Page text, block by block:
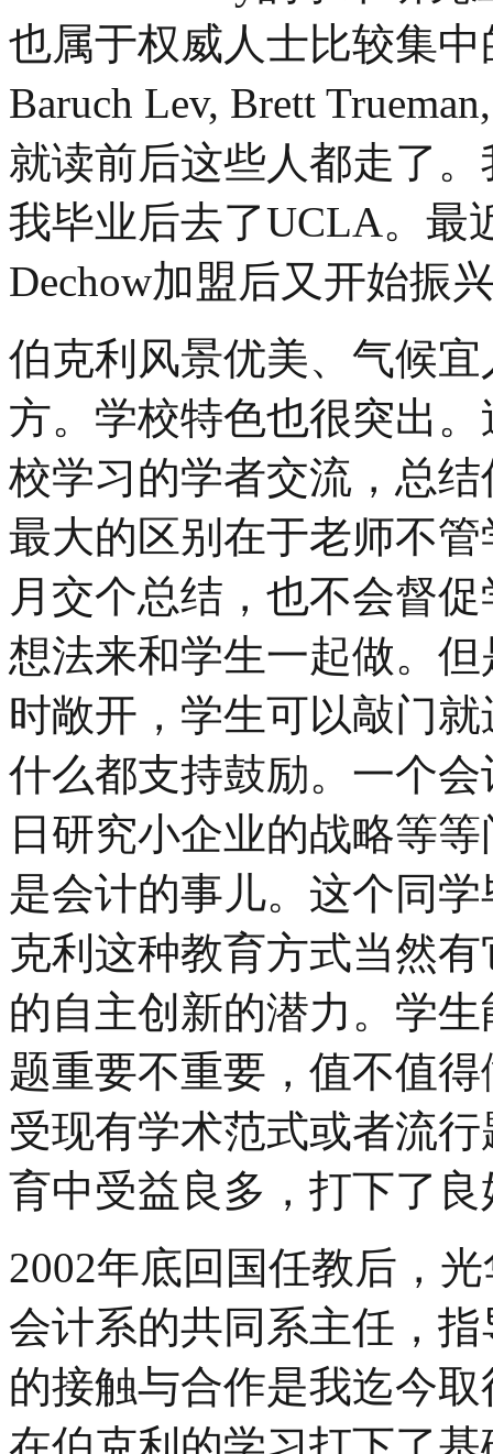
也属于权威人士比较集中
Baruch Lev, Brett
就读前后这些人都走了。
我毕业后去了UCLA。最
Dechow加盟后又开始振
伯克利风景优美、气候
方。学校特色也很突出
校学习的学者交流，总
最大的区别在于老师不
月交个总结，也不会督
想法来和学生一起做。
时敞开，学生可以敲门
什么都支持鼓励。一个
日研究小企业的战略等
是会计的事儿。这个同
克利这种教育方式当然
的自主创新的潜力。学
题重要不重要，值不值
受现有学术范式或者流
育中受益良多，打下了
2002年底回国任教后，
会计系的共同系主任，
的接触与合作是我迄今